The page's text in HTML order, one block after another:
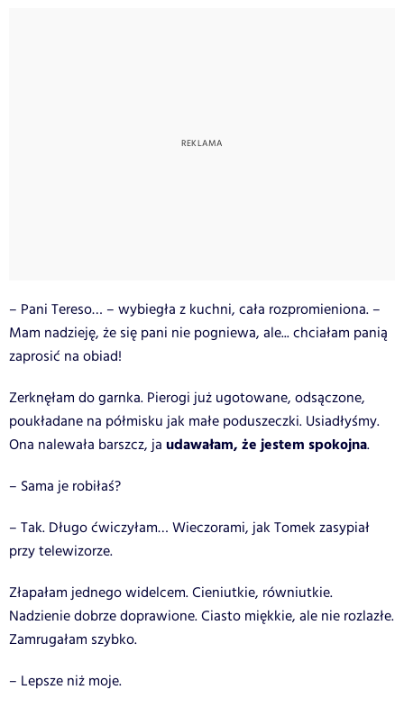
– Pani Tereso… – wybiegła z kuchni, cała rozpromieniona. –
Mam nadzieję, że się pani nie pogniewa, ale... chciałam panią
zaprosić na obiad!
Zerknęłam do garnka. Pierogi już ugotowane, odsączone,
poukładane na półmisku jak małe poduszeczki. Usiadłyśmy.
Ona nalewała barszcz, ja udawałam, że jestem spokojna.
– Sama je robiłaś?
– Tak. Długo ćwiczyłam… Wieczorami, jak Tomek zasypiał
przy telewizorze.
Złapałam jednego widelcem. Cieniutkie, równiutkie.
Nadzienie dobrze doprawione. Ciasto miękkie, ale nie rozlazłe.
Zamrugałam szybko.
– Lepsze niż moje.